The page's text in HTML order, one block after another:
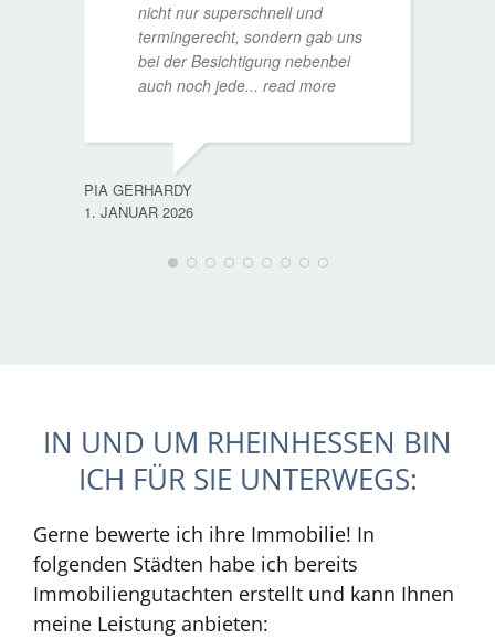
nicht nur superschnell und
termingerecht, sondern gab uns
bei der Besichtigung nebenbei
auch noch jede... read more
PIA GERHARDY
1. JANUAR 2026
IN UND UM RHEINHESSEN BIN
ICH FÜR SIE UNTERWEGS:
Gerne bewerte ich ihre Immobilie! In
folgenden Städten habe ich bereits
Immobiliengutachten erstellt und kann Ihnen
meine Leistung anbieten: